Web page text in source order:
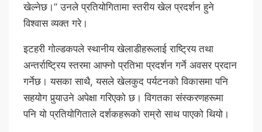
खेल्नेछ।” उनले प्रतियोगितामा स्तरीय खेल प्रदर्शन हुने
विश्वास व्यक्त गरे।
इटहरी गोल्डकपले स्थानीय खेलाडीहरूलाई राष्ट्रिय तथा
अन्तर्राष्ट्रिय स्तरमा आफ्नो प्रतिभा प्रदर्शन गर्ने अवसर प्रदान
गर्नेछ। यसका साथै, यसले खेलकुद पर्यटनको विकासमा पनि
सहयोग पुर्‍याउने अपेक्षा गरिएको छ। विगतका संस्करणहरूमा
पनि यो प्रतियोगिताले दर्शकहरूको राम्रो साथ पाएको थियो।